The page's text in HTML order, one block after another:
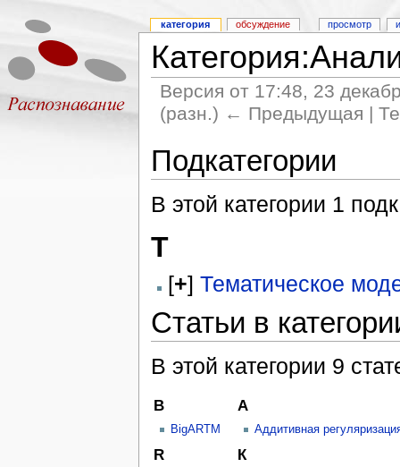
Версия от 17:48, 23
(разн.) ← Предыдущая |
Подкатегории
В этой категории 1
Т
[+] Тематическое
Статьи в
В этой категории 9
B
BigARTM
R
А
Аддитивная
К
категория обсуждение просмотр